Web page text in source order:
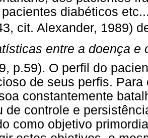
diabéticos
cit. Alexander, 1989)
entre a doença e
p.59). O perfil do
de seus perfis.
constantemente
de controle e
como objetivo